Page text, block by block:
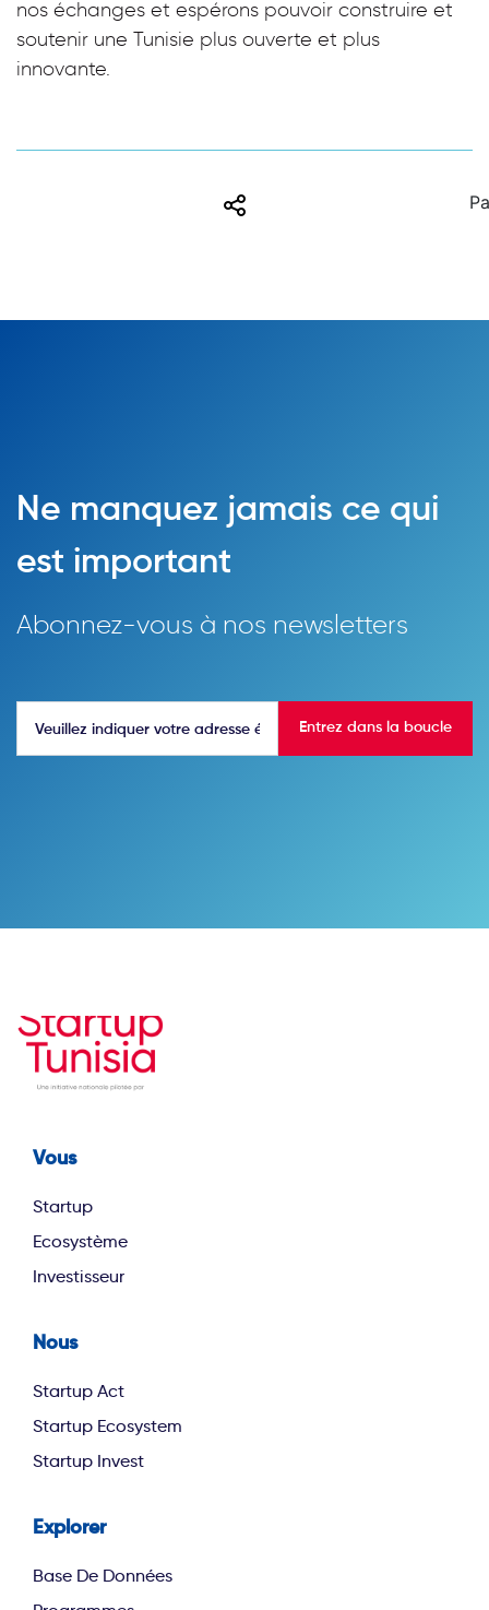
nos échanges et espérons pouvoir construire et
soutenir une Tunisie plus ouverte et plus
innovante.
Ne manquez jamais ce qui
est important
Abonnez-vous à nos newsletters
Footer first
Vous
Startup
Ecosystème
Investisseur
footer second
Nous
Startup Act
Startup Ecosystem
Startup Invest
footer third
Explorer
Base De Données